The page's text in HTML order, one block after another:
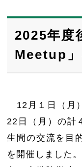
2025年度
Meetup」
12月１日（月
22日（月）の計
生間の交流を目
を開催しました